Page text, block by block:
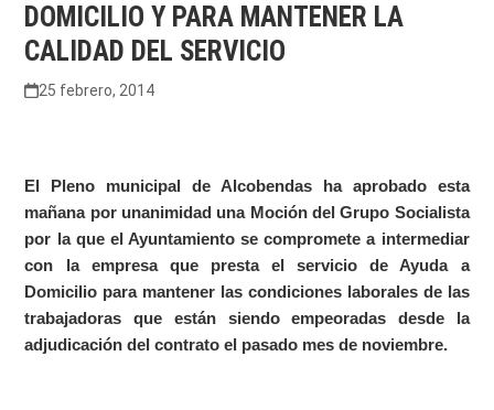
DOMICILIO Y PARA MANTENER LA
CALIDAD DEL SERVICIO
25 febrero, 2014
El Pleno municipal de Alcobendas ha aprobado esta
mañana por unanimidad una Moción del Grupo Socialista
por la que el Ayuntamiento se compromete a intermediar
con la empresa que presta el servicio de Ayuda a
Domicilio para mantener las condiciones laborales de las
trabajadoras que están siendo empeoradas desde la
adjudicación del contrato el pasado mes de noviembre.